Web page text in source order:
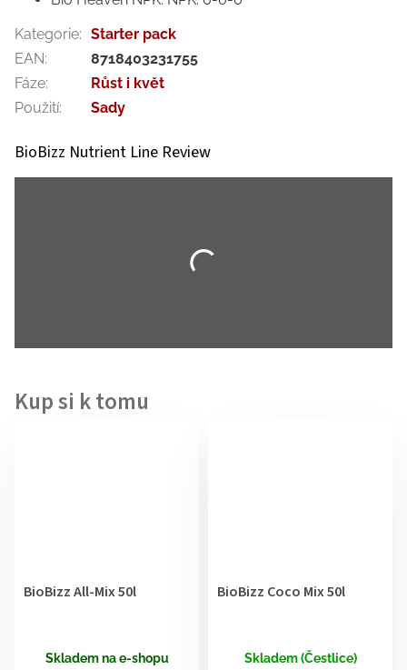
BioBizz All-Mix 50l
Skladem na e-shopu
BioBizz Coco Mix 50l
Skladem (Čestlice)
Kategorie: Starter pack
EAN:
8718403231755
Fáze:
Růst i květ
Použití: Sady
BioBizz Nutrient Line Review